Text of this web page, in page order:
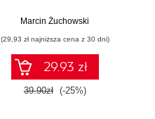
kalkulatora?
Marcin Żuchowski
(29,93 zł najniższa cena z 30 dni)
29.93 zł
39.90zł (-25%)